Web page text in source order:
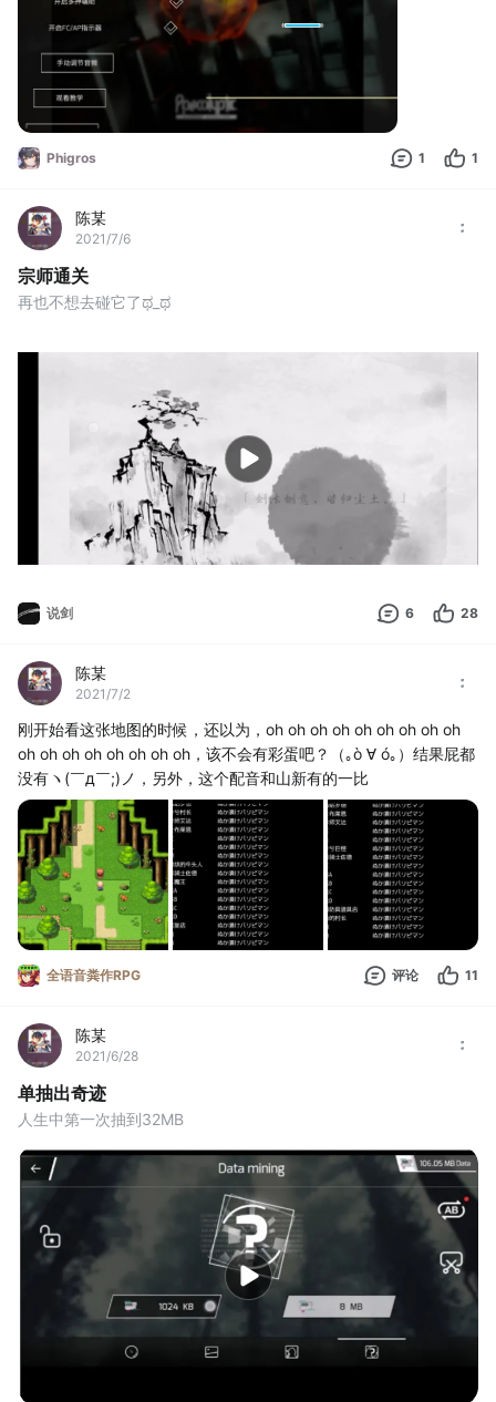
Phigros 1 1
陈某
2021/7/6
宗师通关
再也不想去碰它了ಥ_ಥ
说剑 6 28
陈某
2021/7/2
刚开始看这张地图的时候，还以为，oh oh oh oh oh oh oh oh oh
oh oh oh oh oh oh oh oh，该不会有彩蛋吧？（｡ò ∀ ó｡）结果屁都
没有ヽ(￣д￣;)ノ，另外，这个配音和山新有的一比
全语音粪作RPG 评论 11
陈某
2021/6/28
单抽出奇迹
人生中第一次抽到32MB